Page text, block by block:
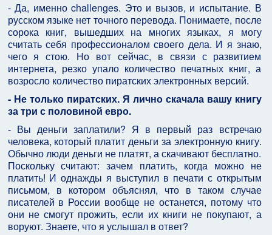
- Да, именно challenges. Это и вызов, и испытание. В
русском языке нет точного перевода. Понимаете, после
сорока книг, вышедших на многих языках, я могу
считать себя профессионалом своего дела. И я знаю,
чего я стою. Но вот сейчас, в связи с развитием
интернета, резко упало количество печатных книг, а
возросло количество пиратских электронных версий.
- Не только пиратских. Я лично скачала вашу книгу
за три с половиной евро.
- Вы деньги заплатили? Я в первый раз встречаю
человека, который платит деньги за электронную книгу.
Обычно люди деньги не платят, а скачивают бесплатно.
Поскольку считают: зачем платить, когда можно не
платить! И однажды я выступил в печати с открытым
письмом, в котором объяснял, что в таком случае
писателей в России вообще не останется, потому что
они не смогут прожить, если их книги не покупают, а
воруют. Знаете, что я услышал в ответ?